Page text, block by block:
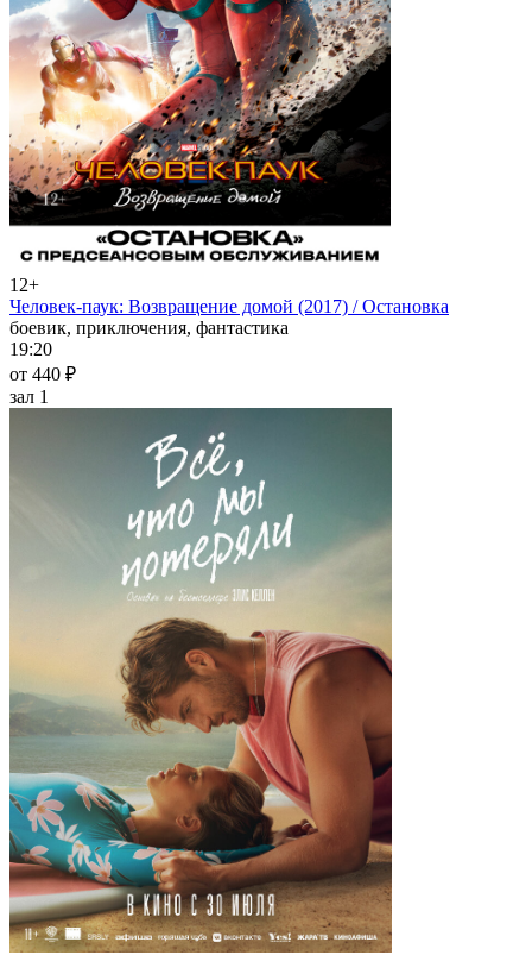
12+
Человек-паук: Возвращение домой (2017) / Остановка
боевик, приключения, фантастика
19:20
от 440 ₽
зал 1